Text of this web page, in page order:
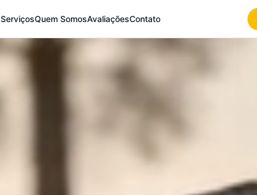
ServiçosQuem SomosAvaliaçõesContato